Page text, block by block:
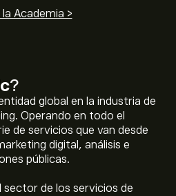
?
global en la industria de
Operando en todo el
de servicios que van desde
digital, análisis e
públicas.
sector de los servicios de
la Academia >